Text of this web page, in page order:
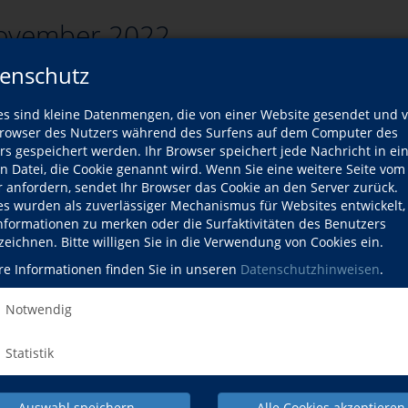
sind kleine Datenmengen, die von einer Website gesendet und
des Nutzers während des Surfens auf dem Computer des
gespeichert werden. Ihr Browser speichert jede Nachricht in
Datei, die Cookie genannt wird. Wenn Sie eine weitere Seite vom
anfordern, sendet Ihr Browser das Cookie an den Server zurück.
wurden als zuverlässiger Mechanismus für Websites
zu merken oder die Surfaktivitäten des Benutzers
Bitte willigen Sie in die Verwendung von Cookies ein.
Informationen finden Sie in unseren Datenschutzhinweisen.
Notwendig
Statistik
2022
zurück
Kurse